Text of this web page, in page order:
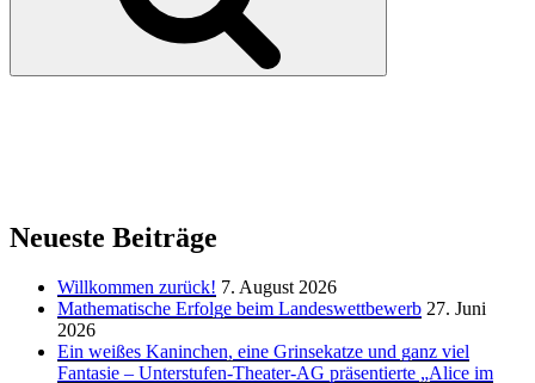
Neueste Beiträge
Willkommen zurück! 7. August 2026
Mathematische Erfolge beim Landeswettbewerb 27. Juni
2026
Ein weißes Kaninchen, eine Grinsekatze und ganz viel
Fantasie – Unterstufen-Theater-AG präsentierte „Alice im